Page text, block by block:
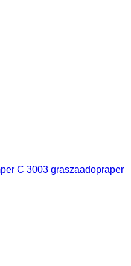
C 3003 graszaadopraper